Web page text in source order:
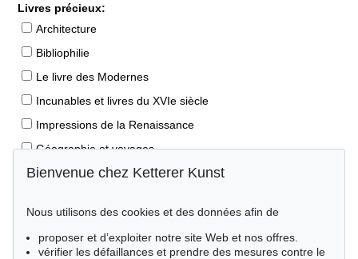
Livres précieux:
Architecture
Bibliophilie
Le livre des Modernes
Incunables et livres du XVIe siècle
Impressions de la Renaissance
Géographie et voyages
Éditions princeps
Livres pour enfants
Bienvenue chez Ketterer Kunst
Nous utilisons des cookies et des données afin de
proposer et d’exploiter notre site Web et nos offres.
vérifier les défaillances et prendre des mesures contre le